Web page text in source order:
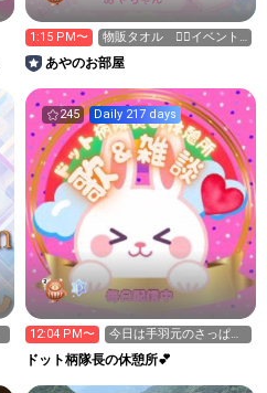
1:15 PM〜
物販タオル ❤️‍🔥イベント
参加中❤️‍🔥
あやのお部屋
245 Daily 217 days
12:04 PM〜
今日は手羽元のさっぱり
煮、他作るよぉ〜🥘💕
ドット柄隊長の休憩所💕